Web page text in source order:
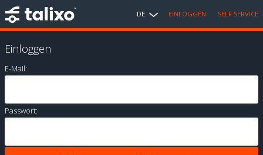
DE EINLOGGEN SELF SERVICE
Einloggen
E-Mail:
Passwort: